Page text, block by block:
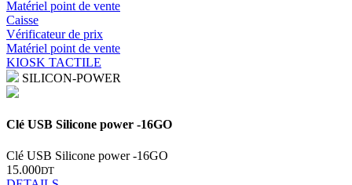
Matériel point de vente
Caisse
Vérificateur de prix
Matériel point de vente
KIOSK TACTILE
SILICON-POWER
Clé USB Silicone power -16GO
Clé USB Silicone power -16GO
15.000DT